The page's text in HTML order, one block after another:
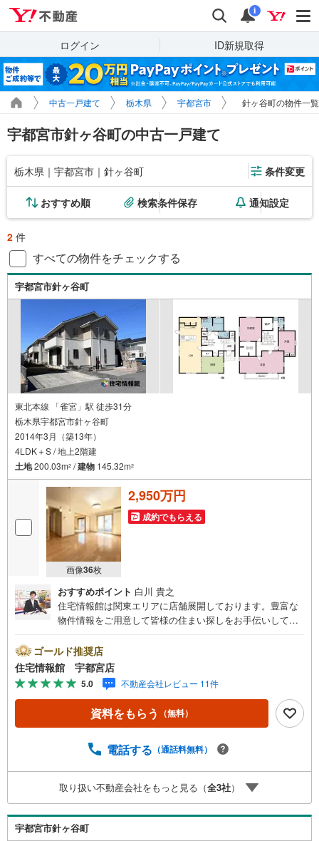
検索 通知
i
ログイン ID新規取得
中古一戸建て 栃木県 宇都宮市 針ヶ谷町の物件一覧
宇都宮市針ヶ谷町の中古一戸建て
栃木県｜宇都宮市｜針ヶ谷町 条件変更
おすすめ順 検索条件保存 通知設定
2 件
すべての物件をチェックする
宇都宮市針ヶ谷町
東北本線 「雀宮」駅 徒歩31分
栃木県宇都宮市針ヶ谷町
2014年3月（築13年）
4LDK＋S / 地上2階建
土地200.03m2 /建物 145.32m2
画像36枚
2,950万円
成約でもらえる
おすすめポイント 白川 貴之
住宅情報館は関東エリアに店舗展開しております。豊富な
物件情報をご用意して皆様の住まい探しをお手伝いしてお
さい。住宅ローン相談会も同時開催中無理のない住宅ロー
ンの試算やご購入の際にかかる諸費用の概算も行っており
ます。しっかりとした資金計画のアドバイスをさせて頂き
ますので、お気軽にご相談ください。
ゴールド推奨店
住宅情報館 宇都宮店
5.0 不動産会社レビュー 11件
資料をもらう （無料）
電話する （通話料無料）
取り扱い不動産会社をもっと見る（全3社）
宇都宮市針ヶ谷町